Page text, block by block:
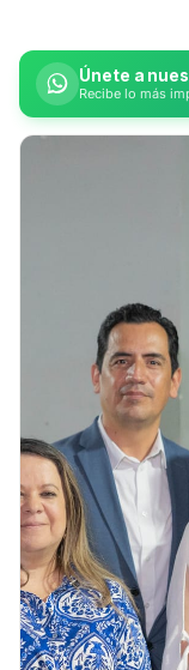
Únete a
Recibe lo más